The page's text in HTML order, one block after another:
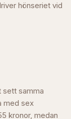
hönseriet vid
sett samma
med sex
kronor, medan